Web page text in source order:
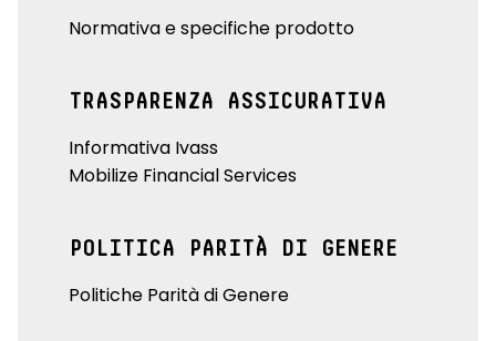
Normativa e specifiche prodotto
TRASPARENZA ASSICURATIVA
Informativa Ivass
Mobilize Financial Services
POLITICA PARITÀ DI GENERE
Politiche Parità di Genere